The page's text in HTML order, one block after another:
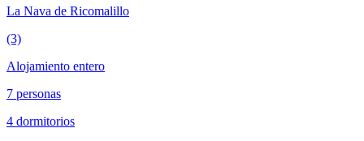
La Nava de Ricomalillo
(3)
Alojamiento entero
7 personas
4 dormitorios